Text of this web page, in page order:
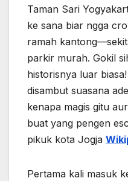
Taman Sari
ke sana biar ngga
ramah
parkir murah. Gokil
historisnya luar
disambut suasana
kenapa magis gitu
buat yang pengen
pikuk kota Jogja
Pertama kali masuk